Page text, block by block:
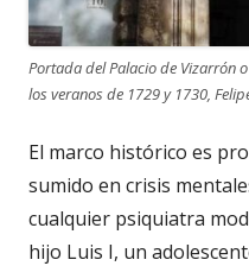
Portada del Palacio de Vizarrón
los veranos de 1729 y 1730,
El marco histórico es
sumido en crisis
cualquier psiquiatra
hijo Luis I, un